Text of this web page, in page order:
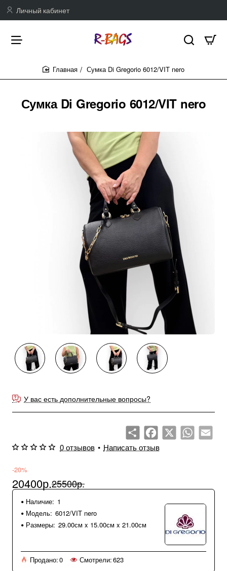
Личный кабинет
Сумка Di Gregorio 6012/VIT nero
Сумка Di Gregorio 6012/VIT nero
У вас есть дополнительные вопросы?
ShareFacebook
X WhatsApp
0 отзывов • Написать отзыв
-20%
20400р.25500р.
Наличие: 1
Модель: 6012/VIT nero
Размеры: 29.00см x 15.00см x 21.00см
Продано:0 Смотрели:623